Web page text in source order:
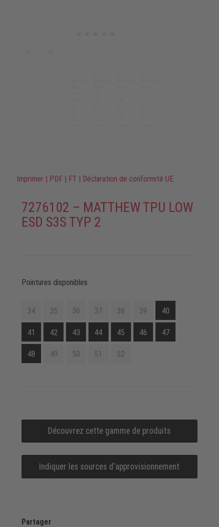
Imprimer | PDF | FT | Déclaration de conformité UE
7276102 – MATTHEW TPU LOW
ESD S3S TYP 2
Pointures disponibles
34 35 36 37 38 39 40
41 42 43 44 45 46 47
48 49 50 51 52
Découvrez cette gamme de produits
Indiquer les sources d‘approvisionnement
Partager